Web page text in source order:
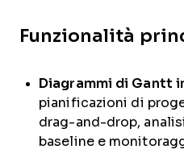
Funzionalità
Diagrammi di Gantt
pianificazioni di
drag-and-drop,
baseline e